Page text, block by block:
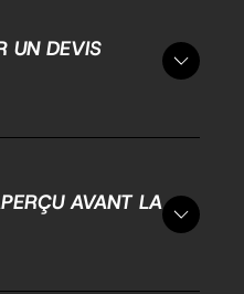
UN DEVIS
AVANT LA